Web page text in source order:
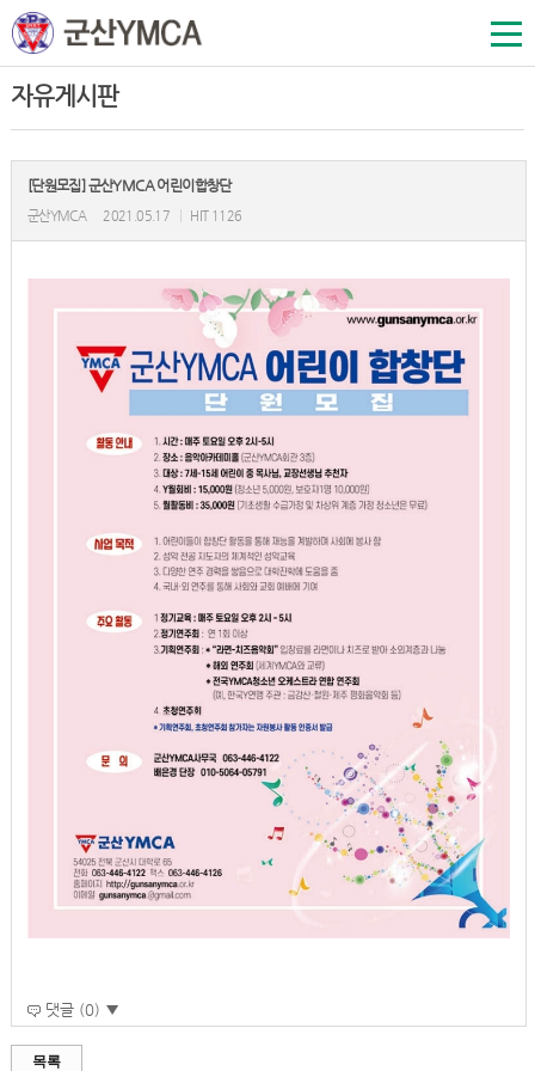
자유게시판
[단원모집] 군산YMCA 어린이합창단
군산YMCA 2021.05.17 HIT 1126
댓글 (0) ▼
목록